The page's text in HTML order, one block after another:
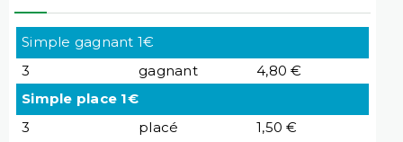
Simple gagnant 1€
3
gagnant
4,80 €
Simple place 1€
3
placé
1,50 €